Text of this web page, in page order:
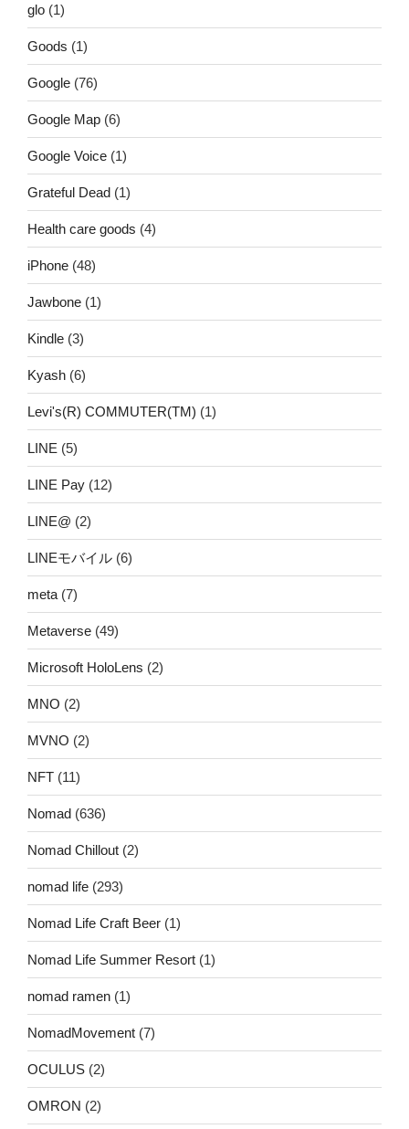
glo (1)
Goods (1)
Google (76)
Google Map (6)
Google Voice (1)
Grateful Dead (1)
Health care goods (4)
iPhone (48)
Jawbone (1)
Kindle (3)
Kyash (6)
Levi's(R) COMMUTER(TM) (1)
LINE (5)
LINE Pay (12)
LINE@ (2)
LINEモバイル (6)
meta (7)
Metaverse (49)
Microsoft HoloLens (2)
MNO (2)
MVNO (2)
NFT (11)
Nomad (636)
Nomad Chillout (2)
nomad life (293)
Nomad Life Craft Beer (1)
Nomad Life Summer Resort (1)
nomad ramen (1)
NomadMovement (7)
OCULUS (2)
OMRON (2)